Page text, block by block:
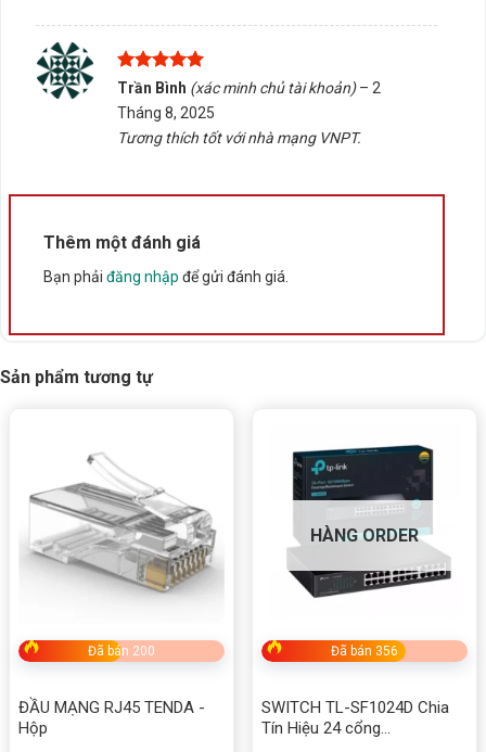
Được xếp
sao
Trần Bình (xác minh chủ tài khoản) – 2
Tháng 8, 2025
Tương thích tốt với nhà mạng VNPT.
Thêm một đánh giá
Bạn phải đăng nhập để gửi đánh giá.
Sản phẩm tương tự
Đã bán 200
ĐẦU MẠNG RJ45 TENDA -
Hộp
HÀNG ORDER
Đã bán 356
SWITCH TL-SF1024D Chia
Tín Hiệu 24 cổng